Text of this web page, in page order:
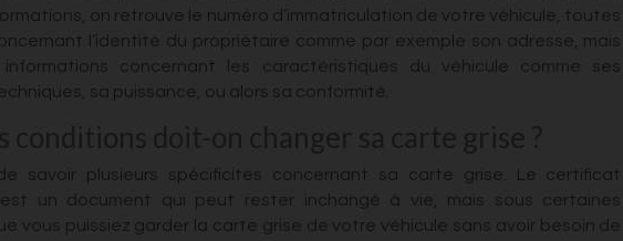
on retrouve le numéro d’immatriculation de votre véhicule, toutes
l’identité du propriétaire comme par exemple son adresse, mais
concernant les caractéristiques du véhicule comme ses
sa puissance, ou alors sa conformité.
savoir plusieurs spécificités concernant sa carte grise. Le certificat
est un document qui peut rester inchangé à vie, mais sous certaines
vous puissiez garder la carte grise de votre véhicule sans avoir besoin de